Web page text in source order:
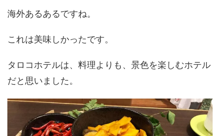
海外あるあるですね。
これは美味しかったです。
タロコホテルは、料理よりも、景色を楽しむホテル
だと思いました。